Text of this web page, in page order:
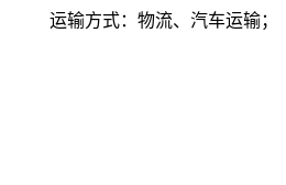
运输方式： 物流、汽车运输；